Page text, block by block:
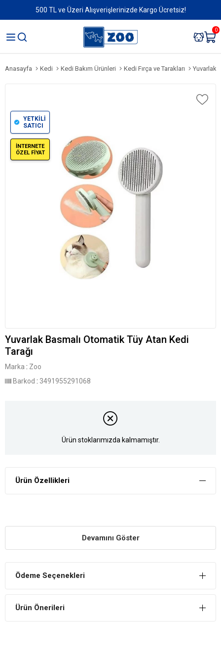
500 TL ve Üzeri Alışverişlerinizde Kargo Ücretsiz!
0
Anasayfa Kedi Kedi Bakım Ürünleri Kedi Fırça ve Tarakları Yuvarlak
YETKİLİ
SATICI
İNTERNETE
ÖZEL FİYAT
Yuvarlak Basmalı Otomatik Tüy Atan Kedi
Tarağı
Marka : Zoo
Barkod : 3491955291068
Ürün stoklarımızda kalmamıştır.
Ürün Özellikleri
Devamını Göster
Ödeme Seçenekleri
Ürün Önerileri